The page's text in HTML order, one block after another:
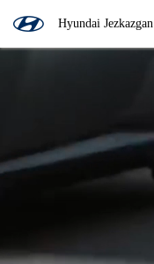
Hyundai Jezkazgan